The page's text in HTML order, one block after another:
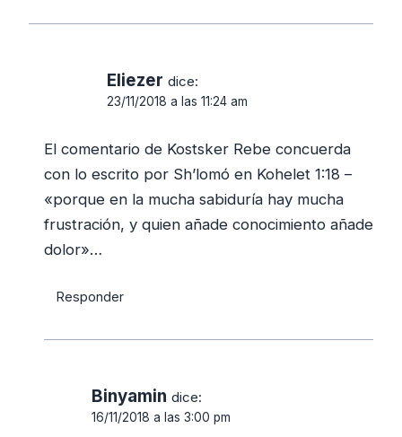
Eliezer dice:
23/11/2018 a las 11:24 am
El comentario de Kostsker Rebe concuerda
con lo escrito por Sh’lomó en Kohelet 1:18 –
«porque en la mucha sabiduría hay mucha
frustración, y quien añade conocimiento añade
dolor»…
Responder
Binyamin dice:
16/11/2018 a las 3:00 pm